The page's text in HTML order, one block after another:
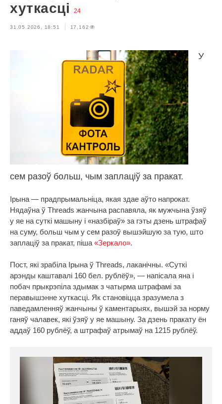
хуткасці
24
31.05.2026, 18:51 17,162
У
сем разоў больш, чым заплаціў за пракат.
Ірына — прадпрымальніца, якая здае аўто напрокат.
Нядаўна ў Threads жанчына распавяла, як мужчына ўзяў
у яе на суткі машыну і «назбіраў» за гэты дзень штрафаў
на суму, больш чым у сем разоў вышэйшую за тую, што
заплаціў за пракат, піша «Зеркало».
Пост, які зрабіла Ірына ў Threads, лаканічны. «Суткі
арэнды каштавалі 160 бел. рублёў», — напісала яна і
побач прыкрэпіла здымак з чатырма штрафамі за
перавышэнне хуткасці. Як становіцца зразумела з
паведамленняў жанчыны ў каментарыях, вышэй за норму
ганяў чалавек, які ўзяў у яе машыну. За дзень пракату ён
аддаў 160 рублёў, а штрафаў атрымаў на 1215 рублёў.